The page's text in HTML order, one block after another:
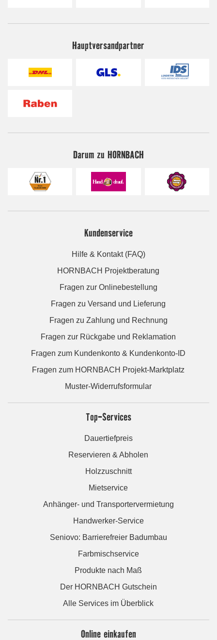
Hauptversandpartner
Darum zu HORNBACH
Kundenservice
Hilfe & Kontakt (FAQ)
HORNBACH Projektberatung
Fragen zur Onlinebestellung
Fragen zu Versand und Lieferung
Fragen zu Zahlung und Rechnung
Fragen zur Rückgabe und Reklamation
Fragen zum Kundenkonto & Kundenkonto-ID
Fragen zum HORNBACH Projekt-Marktplatz
Muster-Widerrufsformular
Top-Services
Dauertiefpreis
Reservieren & Abholen
Holzzuschnitt
Mietservice
Anhänger- und Transportervermietung
Handwerker-Service
Seniovo: Barrierefreier Badumbau
Farbmischservice
Produkte nach Maß
Der HORNBACH Gutschein
Alle Services im Überblick
Online einkaufen